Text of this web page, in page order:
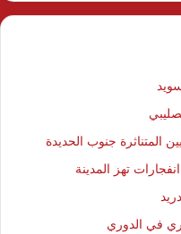
المتناثرة جنوب الحديدة
في الدوري